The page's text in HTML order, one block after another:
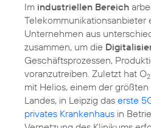
Im industriellen Bereich
Telekommunikationsanbieter
Unternehmen aus
zusammen, um die
Geschäftsprozessen,
voranzutreiben. Zuletzt hat O2
mit Helios, einem der
Landes, in Leipzig das erste
privates Krankenhaus in